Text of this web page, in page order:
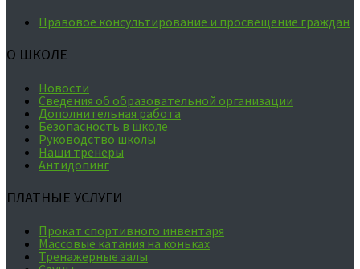
Правовое консультирование и просвещение граждан
О ШКОЛЕ
Новости
Сведения об образовательной организации
Дополнительная работа
Безопасность в школе
Руководство школы
Наши тренеры
Антидопинг
ПЛАТНЫЕ УСЛУГИ
Прокат спортивного инвентаря
Массовые катания на коньках
Тренажерные залы